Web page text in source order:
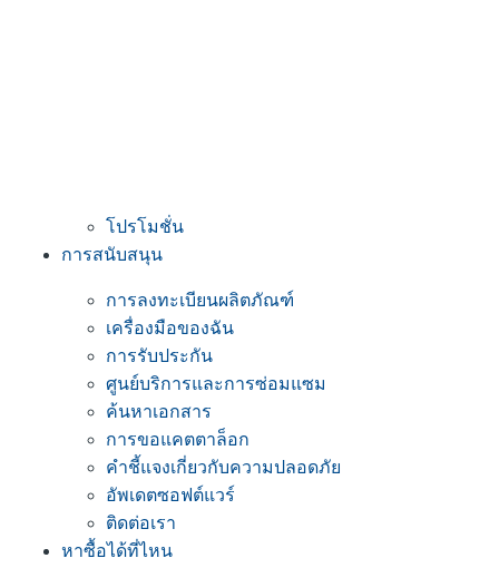
โปรโมชั่น
การสนับสนุน
การลงทะเบียนผลิตภัณฑ์
เครื่องมือของฉัน
การรับประกัน
ศูนย์บริการและการซ่อมแซม
ค้นหาเอกสาร
การขอแคตตาล็อก
คำชี้แจงเกี่ยวกับความปลอดภัย
อัพเดตซอฟต์แวร์
ติดต่อเรา
หาซื้อได้ที่ไหน